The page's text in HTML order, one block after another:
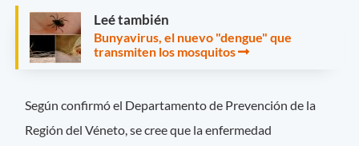
Leé también
Bunyavirus, el nuevo "dengue" que
transmiten los mosquitos
Según confirmó el Departamento de Prevención de la
Región del Véneto, se cree que la enfermedad